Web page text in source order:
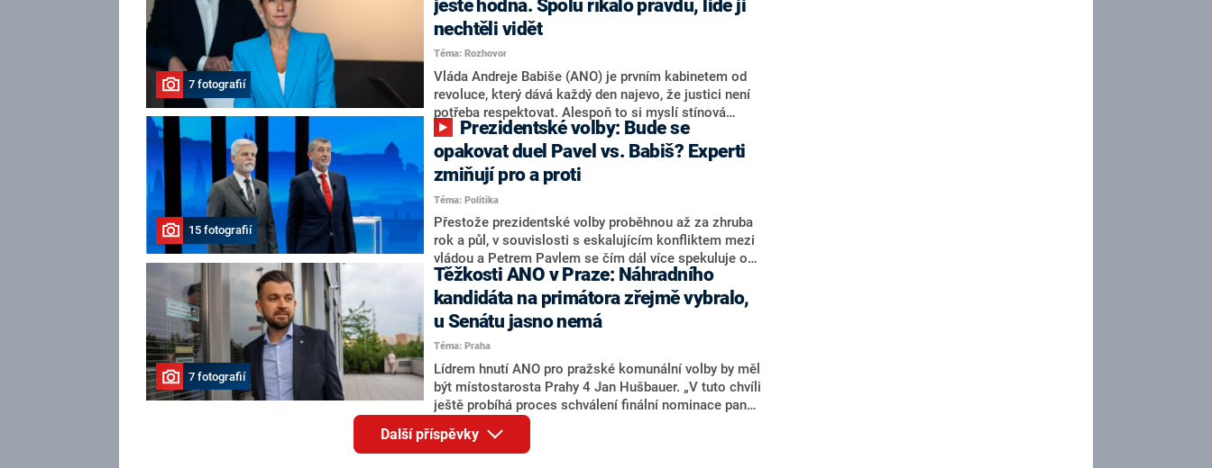
Andreje Babiše a ministra průmyslu Karla Havlíčka.
Oblíbeným tipem samotných sázkařů je poslanec za
Motoristy Filip Turek. Politolog Jan Kubáček nicméně
o případné kandidatuře kohokoliv ze zmíněné trojice
značně pochybuje. Podle něj současná koalice dosud
nemá osobu, která by Pavlovi mohla konkurovat.
7 fotografií
ještě hodná. Spolu říkalo pravdu, lidé ji
nechtěli vidět
Téma: Rozhovor
Vláda Andreje Babiše (ANO) je prvním kabinetem od
revoluce, který dává každý den najevo, že justici není
potřeba respektovat. Alespoň to si myslí stínová
ministryně spravedlnosti ODS Eva Decroix. V
rozhovoru pro CNN Prima NEWS si nebrala servítky
ohledně politického výkonu svého nástupce Jeronýma
Tejce (za ANO) či vládní zmocněnkyně pro lidská
práva Taťány Malé (ANO). Označením „svoloč“ na
adresu vlády prý byla ještě hodná. Decroix se také
vrátila k volební porážce koalice Spolu či promluvila o
hnutí Naše Česko Martina Kuby.
15 fotografií
opakovat duel Pavel vs. Babiš? Experti
zmiňují pro a proti
Téma: Politika
Přestože prezidentské volby proběhnou až za zhruba
rok a půl, v souvislosti s eskalujícím konfliktem mezi
vládou a Petrem Pavlem se čím dál více spekuluje o
tom, koho by do bitvy o Hrad mohla vyslat současná
koalice. Někteří političtí komentátoři znovu vytahují
jméno premiéra Andreje Babiše (ANO). Jak moc je
pravděpodobné, že se v prezidentských volbách 2028
bude znovu opakovat souboj z roku 2023?
7 fotografií
Těžkosti ANO v Praze: Náhradního
kandidáta na primátora zřejmě vybralo,
u Senátu jasno nemá
Téma: Praha
Lídrem hnutí ANO pro pražské komunální volby by měl
být místostarosta Prahy 4 Jan Hušbauer. „V tuto chvíli
ještě probíhá proces schválení finální nominace pana
Jana Hušbauera Výborem hnutí ANO,“ uvedl pro
redakci místopředseda pražského ANO Martin
Benkovič. O Hušbauerovi se spekulovalo jako o
Další příspěvky